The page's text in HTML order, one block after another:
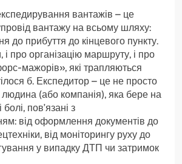
вантажів – це
вантажу на всьому шляху:
до прибуття до кінцевого пункту.
про організацію маршруту, і про
мажорів», які трапляються
б. Експедитор – це не просто
(або компанія), яка бере на
пов’язані з
від оформлення документів до
від моніторингу руху до
у випадку ДТП чи затримок